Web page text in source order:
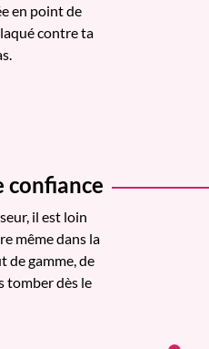
en point de
contre ta
confiance
il est loin
même dans la
de gamme, de
tomber dès le